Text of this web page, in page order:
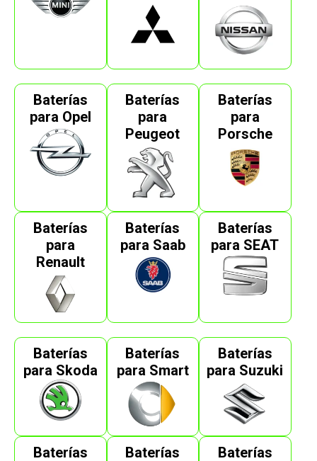
Baterías
para Opel
Baterías
para
Peugeot
Baterías
para
Porsche
Baterías
para
Renault
Baterías
para Saab
Baterías
para SEAT
Baterías
para Skoda
Baterías
para Smart
Baterías
para Suzuki
Baterías
Baterías
Baterías